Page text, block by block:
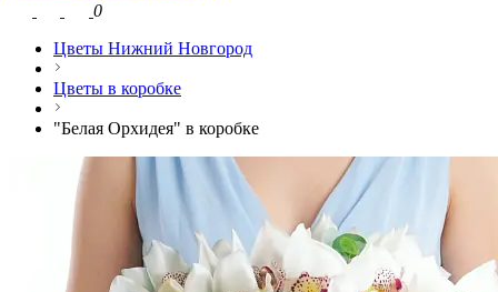
0
Цветы Нижний Новгород
Цветы в коробке
"Белая Орхидея" в коробке